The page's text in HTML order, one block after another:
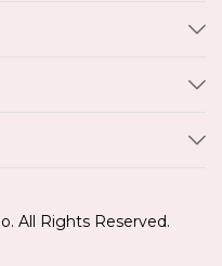
All Rights Reserved.